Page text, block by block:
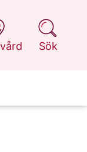
Sök
på 1177.se